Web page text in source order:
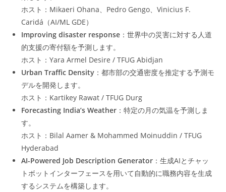
ホスト：Mikaeri Ohana、Pedro Gengo、Vinicius F.
Caridá（AI/ML GDE）
Improving disaster response ：世界中の災害に対する人道
的支援の寄付額を予測します。
ホスト：Yara Armel Desire / TFUG Abidjan
Urban Traffic Density ：都市部の交通密度を推定する予測モ
デルを開発します。
ホスト：Kartikey Rawat / TFUG Durg
Forecasting India’s Weather ：特定の月の気温を予測しま
す。
ホスト：Bilal Aamer & Mohammed Moinuddin / TFUG
Hyderabad
AI-Powered Job Description Generator ：生成AIとチャッ
トボットインターフェースを用いて自動的に職務内容を生成
するシステムを構築します。